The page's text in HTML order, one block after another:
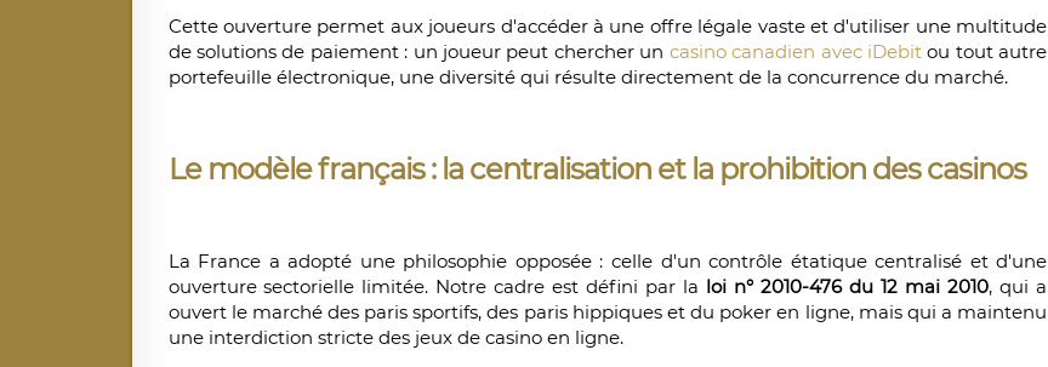
Cette ouverture permet aux joueurs d'accéder à une offre légale vaste et d'utiliser une multitude
de solutions de paiement : un joueur peut chercher un casino canadien avec iDebit ou tout autre
portefeuille électronique, une diversité qui résulte directement de la concurrence du marché.
Le modèle français : la centralisation et la prohibition des casinos
La France a adopté une philosophie opposée : celle d'un contrôle étatique centralisé et d'une
ouverture sectorielle limitée. Notre cadre est défini par la loi n° 2010-476 du 12 mai 2010, qui a
ouvert le marché des paris sportifs, des paris hippiques et du poker en ligne, mais qui a maintenu
une interdiction stricte des jeux de casino en ligne.